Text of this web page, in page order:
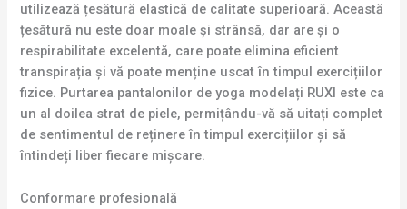
utilizează țesătură elastică de calitate superioară. Această
țesătură nu este doar moale și strânsă, dar are și o
respirabilitate excelentă, care poate elimina eficient
transpirația și vă poate menține uscat în timpul exercițiilor
fizice. Purtarea pantalonilor de yoga modelați RUXI este ca
un al doilea strat de piele, permițându-vă să uitați complet
de sentimentul de reținere în timpul exercițiilor și să
întindeți liber fiecare mișcare.
Conformare profesională